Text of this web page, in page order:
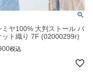
ミヤ100% 大判ストール バ
ット織り 7F (02000299r)
税込